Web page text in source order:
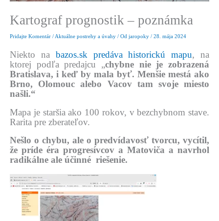
Kartograf prognostik – poznámka
Pridajte Komentár / Aktuálne postrehy a úvahy / Od jaropoky / 28. mája 2024
Niekto na bazos.sk predáva historickú mapu, na
ktorej podľa predajcu „chybne nie je zobrazená
Bratislava, i keď by mala byť. Menšie mestá ako
Brno, Olomouc alebo Vacov tam svoje miesto
našli.“
Mapa je staršia ako 100 rokov, v bezchybnom stave.
Rarita pre zberateľov.
Nešlo o chybu, ale o predvídavosť tvorcu, vycítil,
že príde éra progresívcov a Matoviča a navrhol
radikálne ale účinné riešenie.